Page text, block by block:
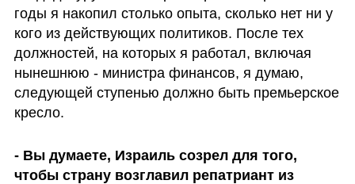
годы я накопил столько опыта, сколько нет ни у
кого из действующих политиков. После тех
должностей, на которых я работал, включая
нынешнюю - министра финансов, я думаю,
следующей ступенью должно быть премьерское
кресло.
- Вы думаете, Израиль созрел для того,
чтобы страну возглавил репатриант из